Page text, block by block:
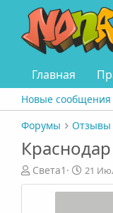
Главная
Новые сообщения
Форумы
Отзывы
А
в
Света1
Д
а
т
21